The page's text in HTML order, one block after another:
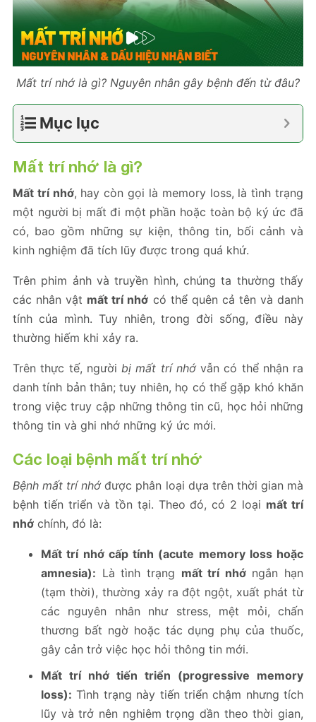
Mất trí nhớ là gì? Nguyên nhân gây bệnh đến từ đâu?
Mục lục
Mất trí nhớ là gì?
Mất trí nhớ, hay còn gọi là memory loss, là tình trạng
một người bị mất đi một phần hoặc toàn bộ ký ức đã
có, bao gồm những sự kiện, thông tin, bối cảnh và
kinh nghiệm đã tích lũy được trong quá khứ.
Trên phim ảnh và truyền hình, chúng ta thường thấy
các nhân vật mất trí nhớ có thể quên cả tên và danh
tính của mình. Tuy nhiên, trong đời sống, điều này
thường hiếm khi xảy ra.
Trên thực tế, người bị mất trí nhớvẫn có thể nhận ra
danh tính bản thân; tuy nhiên, họ có thể gặp khó khăn
trong việc truy cập những thông tin cũ, học hỏi những
thông tin và ghi nhớ những ký ức mới.
Các loại bệnh mất trí nhớ
Bệnh mất trí nhớ được phân loại dựa trên thời gian mà
bệnh tiến triển và tồn tại. Theo đó, có 2 loại mất trí
nhớ chính, đó là:
Mất trí nhớ cấp tính (acute memory loss hoặc
amnesia): Là tình trạng mất trí nhớngắn hạn
(tạm thời), thường xảy ra đột ngột, xuất phát từ
các nguyên nhân như stress, mệt mỏi, chấn
thương bất ngờ hoặc tác dụng phụ của thuốc,
gây cản trở việc học hỏi thông tin mới.
Mất trí nhớ tiến triển (progressive memory
loss): Tình trạng này tiến triển chậm nhưng tích
lũy và trở nên nghiêm trọng dần theo thời gian,